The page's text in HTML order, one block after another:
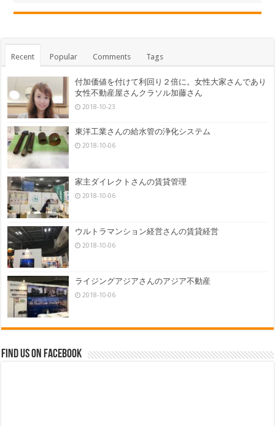
Recent Popular Comments Tags
付加価値を付けて利回り２倍に。女性大家さんであり
女性不動産屋さんクラソル加藤さん
2018-10-23
東洋工業さんの給水管の浄化システム
2018-10-06
家主ダイレクトさんの賃貸管理
2018-10-06
ウルトラマンション経営さんの賃貸経営
2018-10-06
ライジングアジアさんのアジア不動産
2018-10-06
Find us on Facebook